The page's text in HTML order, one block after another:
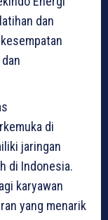
dan
di
jaringan
di Indonesia.
karyawan
yang menarik